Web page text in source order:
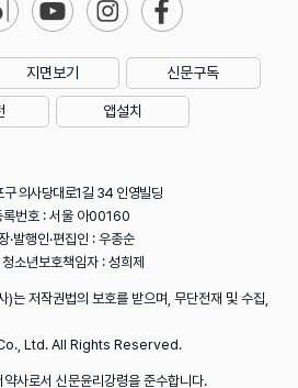
지면보기 신문구독
앱설치
구 의사당대로1길 34 인영빌딩
번호 : 서울 아00160
발행인·편집인 : 우종순
소년보호책임자 : 성희제
)는 저작권법의 보호를 받으며, 무단전재 및 수집,
Ltd. All Rights Reserved.
사로서 신문윤리강령을 준수합니다.